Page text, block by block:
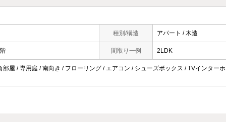
種別/構造 アパート / 木造
間取り一例 2LDK
屋 / 専用庭 / 南向き / フローリング / エアコン / シューズボックス / TVインターホ